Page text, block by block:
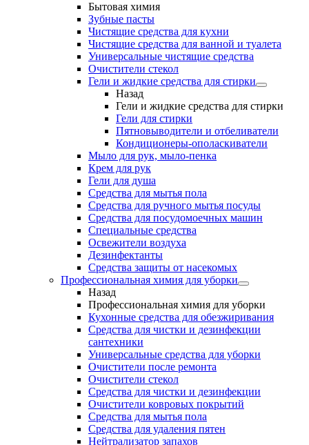
Бытовая химия
Зубные пасты
Чистящие средства для кухни
Чистящие средства для ванной и туалета
Универсальные чистящие средства
Очистители стекол
Гели и жидкие средства для стирки
Назад
Гели и жидкие средства для стирки
Гели для стирки
Пятновыводители и отбеливатели
Кондиционеры-ополаскиватели
Мыло для рук, мыло-пенка
Крем для рук
Гели для душа
Средства для мытья пола
Средства для ручного мытья посуды
Средства для посудомоечных машин
Специальные средства
Освежители воздуха
Дезинфектанты
Средства защиты от насекомых
Профессиональная химия для уборки
Назад
Профессиональная химия для уборки
Кухонные средства для обезжиривания
Средства для чистки и дезинфекции
сантехники
Универсальные средства для уборки
Очистители после ремонта
Очистители стекол
Средства для чистки и дезинфекции
Очистители ковровых покрытий
Средства для мытья пола
Средства для удаления пятен
Нейтрализатор запахов